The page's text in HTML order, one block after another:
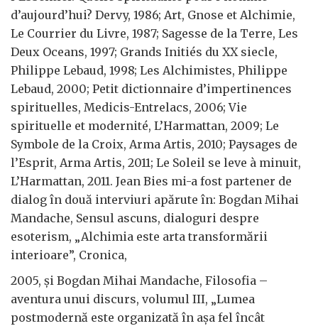
d’aujourd’hui? Dervy, 1986; Art, Gnose et Alchimie,
Le Courrier du Livre, 1987; Sagesse de la Terre, Les
Deux Oceans, 1997; Grands Initiés du XX siecle,
Philippe Lebaud, 1998; Les Alchimistes, Philippe
Lebaud, 2000; Petit dictionnaire d’impertinences
spirituelles, Medicis-Entrelacs, 2006; Vie
spirituelle et modernité, L’Harmattan, 2009; Le
Symbole de la Croix, Arma Artis, 2010; Paysages de
l’Esprit, Arma Artis, 2011; Le Soleil se leve à minuit,
L’Harmattan, 2011. Jean Bies mi-a fost partener de
dialog în două interviuri apărute în: Bogdan Mihai
Mandache, Sensul ascuns, dialoguri despre
esoterism, „Alchimia este arta transformării
interioare”, Cronica,
2005, și Bogdan Mihai Mandache, Filosofia –
aventura unui discurs, volumul III, „Lumea
postmodernă este organizată în așa fel încât